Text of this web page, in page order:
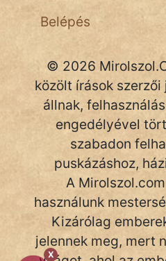
X
Belépés
© 2026
közölt írások
állnak,
engedélyével
szabadon
puskázáshoz,
A
használunk
Kizárólag
jelennek meg, mert